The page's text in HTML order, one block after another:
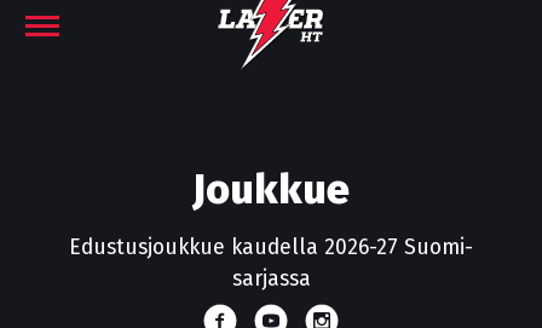
Joukkue
Edustusjoukkue kaudella 2026-27 Suomi-
sarjassa